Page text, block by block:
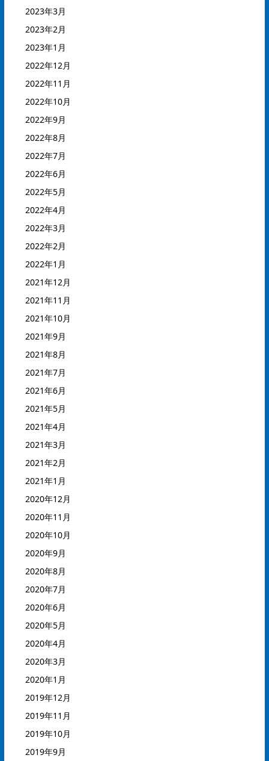
2023年3月
2023年2月
2023年1月
2022年12月
2022年11月
2022年10月
2022年9月
2022年8月
2022年7月
2022年6月
2022年5月
2022年4月
2022年3月
2022年2月
2022年1月
2021年12月
2021年11月
2021年10月
2021年9月
2021年8月
2021年7月
2021年6月
2021年5月
2021年4月
2021年3月
2021年2月
2021年1月
2020年12月
2020年11月
2020年10月
2020年9月
2020年8月
2020年7月
2020年6月
2020年5月
2020年4月
2020年3月
2020年1月
2019年12月
2019年11月
2019年10月
2019年9月